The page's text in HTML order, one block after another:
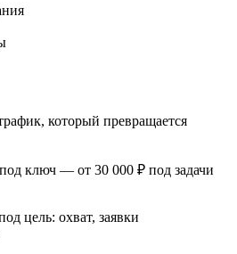
который превращается
ключ — от 30 000 ₽ под задачи
цель: охват, заявки